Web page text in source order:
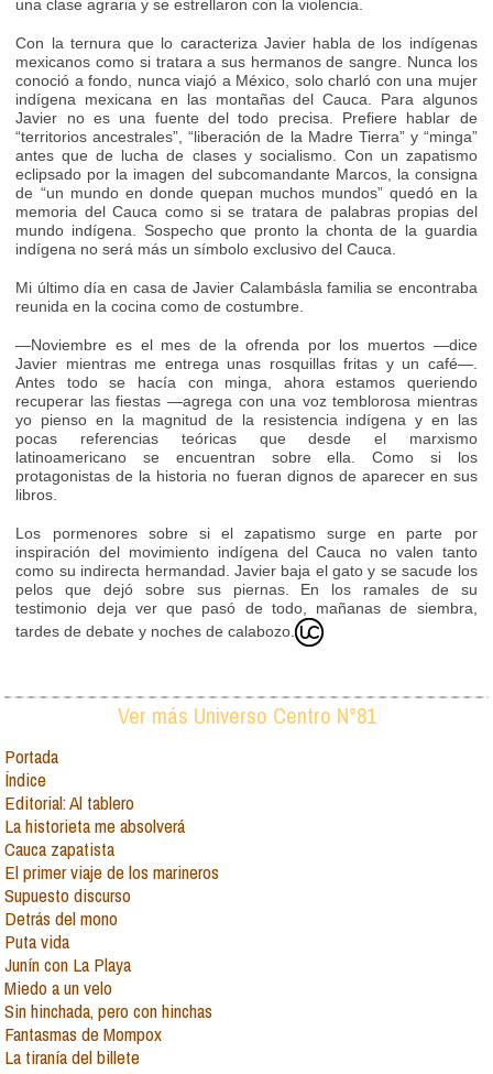
una clase agraria y se estrellaron con la violencia.
Con la ternura que lo caracteriza Javier habla de los indígenas
mexicanos como si tratara a sus hermanos de sangre. Nunca los
conoció a fondo, nunca viajó a México, solo charló con una mujer
indígena mexicana en las montañas del Cauca. Para algunos
Javier no es una fuente del todo precisa. Prefiere hablar de
“territorios ancestrales”, “liberación de la Madre Tierra” y “minga”
antes que de lucha de clases y socialismo. Con un zapatismo
eclipsado por la imagen del subcomandante Marcos, la consigna
de “un mundo en donde quepan muchos mundos” quedó en la
memoria del Cauca como si se tratara de palabras propias del
mundo indígena. Sospecho que pronto la chonta de la guardia
indígena no será más un símbolo exclusivo del Cauca.
Mi último día en casa de Javier Calambásla familia se encontraba
reunida en la cocina como de costumbre.
—Noviembre es el mes de la ofrenda por los muertos —dice
Javier mientras me entrega unas rosquillas fritas y un café—.
Antes todo se hacía con minga, ahora estamos queriendo
recuperar las fiestas —agrega con una voz temblorosa mientras
yo pienso en la magnitud de la resistencia indígena y en las
pocas referencias teóricas que desde el marxismo
latinoamericano se encuentran sobre ella. Como si los
protagonistas de la historia no fueran dignos de aparecer en sus
libros.
Los pormenores sobre si el zapatismo surge en parte por
inspiración del movimiento indígena del Cauca no valen tanto
como su indirecta hermandad. Javier baja el gato y se sacude los
pelos que dejó sobre sus piernas. En los ramales de su
testimonio deja ver que pasó de todo, mañanas de siembra,
tardes de debate y noches de calabozo.
Ver más Universo Centro N°81
Portada
Índice
Editorial: Al tablero
La historieta me absolverá
Cauca zapatista
El primer viaje de los marineros
Supuesto discurso
Detrás del mono
Puta vida
Junín con La Playa
Miedo a un velo
Sin hinchada, pero con hinchas
Fantasmas de Mompox
La tiranía del billete